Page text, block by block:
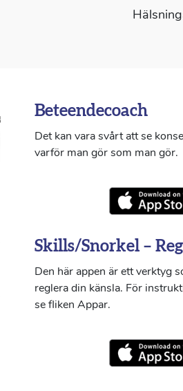
Beteendecoach
Det kan vara svårt att se
varför man gör som man gör.
Skills/Snorkel –
Den här appen är ett verktyg
reglera din känsla. För
se fliken Appar.